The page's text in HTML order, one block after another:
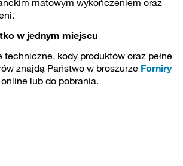
matowym wykończeniem oraz
w jednym miejscu
techniczne, kody produktów oraz pełne
znajdą Państwo w broszurze Forniry
lub do pobrania.